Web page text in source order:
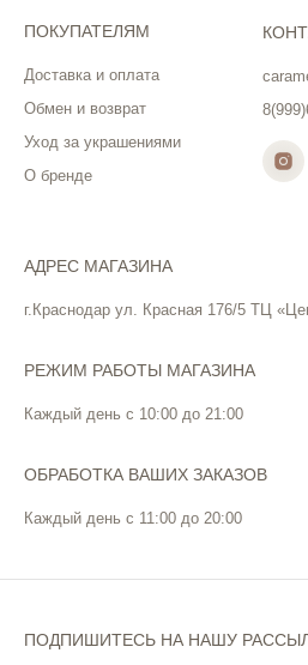
ПОКУПАТЕЛЯМ
Доставка и оплата
Обмен и возврат
Уход за украшениями
О бренде
ПОДПИШИТЕСЬ НА НАШУ
АДРЕС МАГАЗИНА
г.Краснодар ул. Красная 176/5 ТЦ
ОБРАБОТКА ВАШИХ ЗАКАЗОВ
Каждый день с 11:00 до 20:00
РЕЖИМ РАБОТЫ МАГАЗИНА
Каждый день с 10:00 до 21:00